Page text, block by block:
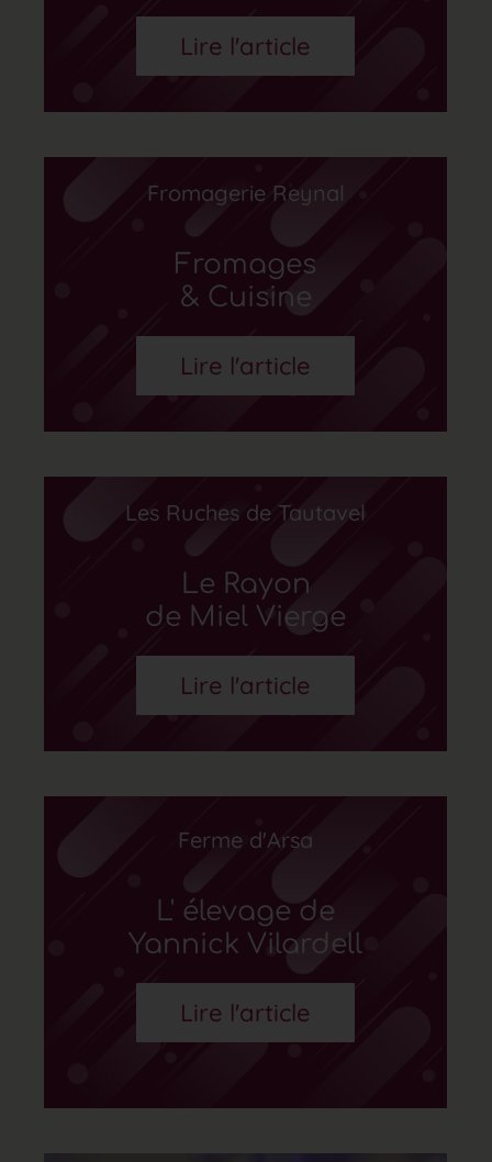
Lire l'article
Fromagerie Reynal
Fromages
& Cuisine
Lire l'article
Les Ruches de Tautavel
Le Rayon
de Miel Vierge
Lire l'article
Ferme d'Arsa
L' élevage de
Yannick Vilardell
Lire l'article